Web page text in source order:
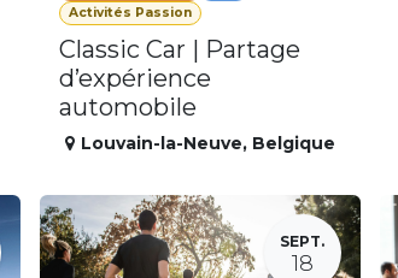
Activités Passion
Classic Car | Partage
d’expérience
automobile
Louvain-la-Neuve, Belgique
SEPT.
18